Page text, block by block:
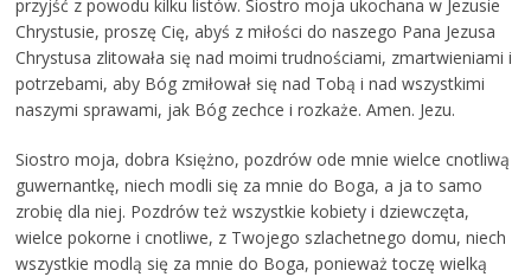
przyjść z powodu kilku listów. Siostro moja ukochana w Jezusie
Chrystusie, proszę Cię, abyś z miłości do naszego Pana Jezusa
Chrystusa zlitowała się nad moimi trudnościami, zmartwieniami i
potrzebami, aby Bóg zmiłował się nad Tobą i nad wszystkimi
naszymi sprawami, jak Bóg zechce i rozkaże. Amen. Jezu.
Siostro moja, dobra Księżno, pozdrów ode mnie wielce cnotliwą
guwernantkę, niech modli się za mnie do Boga, a ja to samo
zrobię dla niej. Pozdrów też wszystkie kobiety i dziewczęta,
wielce pokorne i cnotliwe, z Twojego szlachetnego domu, niech
wszystkie modlą się za mnie do Boga, ponieważ toczę wielką